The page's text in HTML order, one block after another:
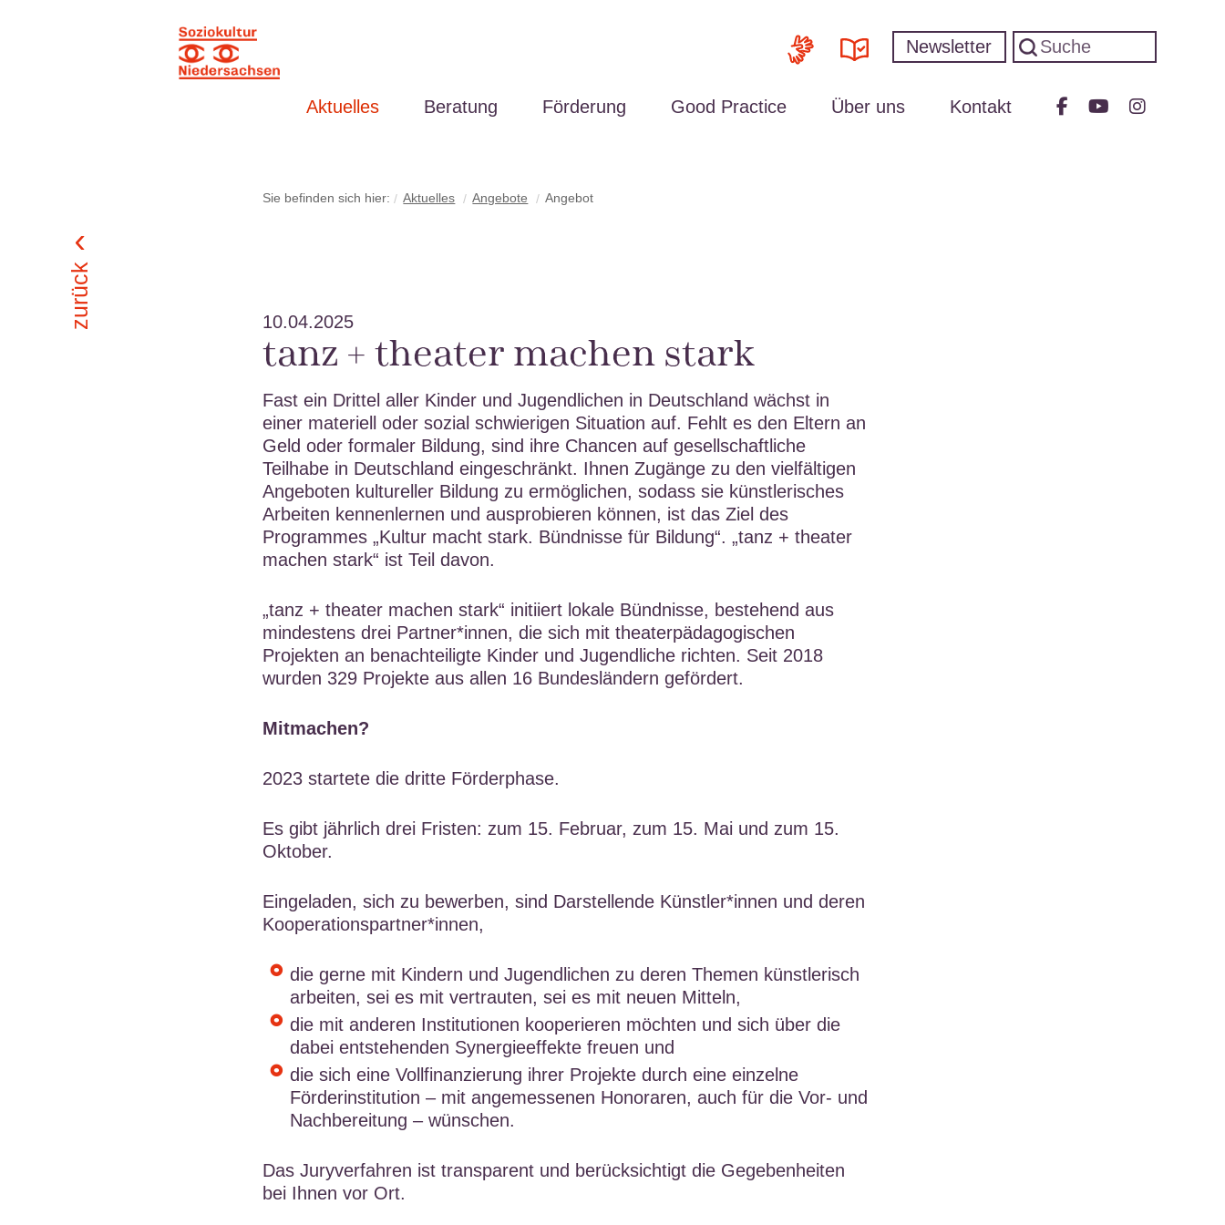
Newsletter
Aktuelles Beratung Förderung Good Practice Über uns Kontakt
Sie befinden sich hier: Aktuelles Angebote Angebot
10.04.2025
tanz + theater machen stark
Fast ein Drittel aller Kinder und Jugendlichen in Deutschland wächst in
einer materiell oder sozial schwierigen Situation auf. Fehlt es den Eltern an
Geld oder formaler Bildung, sind ihre Chancen auf gesellschaftliche
Teilhabe in Deutschland eingeschränkt. Ihnen Zugänge zu den vielfältigen
Angeboten kultureller Bildung zu ermöglichen, sodass sie künstlerisches
Arbeiten kennenlernen und ausprobieren können, ist das Ziel des
Programmes „Kultur macht stark. Bündnisse für Bildung“. „tanz + theater
machen stark“ ist Teil davon.
„tanz + theater machen stark“ initiiert lokale Bündnisse, bestehend aus
mindestens drei Partner*innen, die sich mit theaterpädagogischen
Projekten an benachteiligte Kinder und Jugendliche richten. Seit 2018
wurden 329 Projekte aus allen 16 Bundesländern gefördert.
Mitmachen?
2023 startete die dritte Förderphase.
Es gibt jährlich drei Fristen: zum 15. Februar, zum 15. Mai und zum 15.
Oktober.
Eingeladen, sich zu bewerben, sind Darstellende Künstler*innen und deren
Kooperationspartner*innen,
die gerne mit Kindern und Jugendlichen zu deren Themen künstlerisch
arbeiten, sei es mit vertrauten, sei es mit neuen Mitteln,
die mit anderen Institutionen kooperieren möchten und sich über die
dabei entstehenden Synergieeffekte freuen und
die sich eine Vollfinanzierung ihrer Projekte durch eine einzelne
Förderinstitution – mit angemessenen Honoraren, auch für die Vor- und
Nachbereitung – wünschen.
Das Juryverfahren ist transparent und berücksichtigt die Gegebenheiten
bei Ihnen vor Ort.
zurück